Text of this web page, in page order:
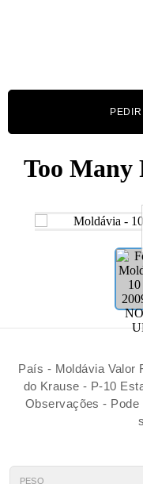
País - Moldávia Valor
do Krause - P-10
Observações -
PESO